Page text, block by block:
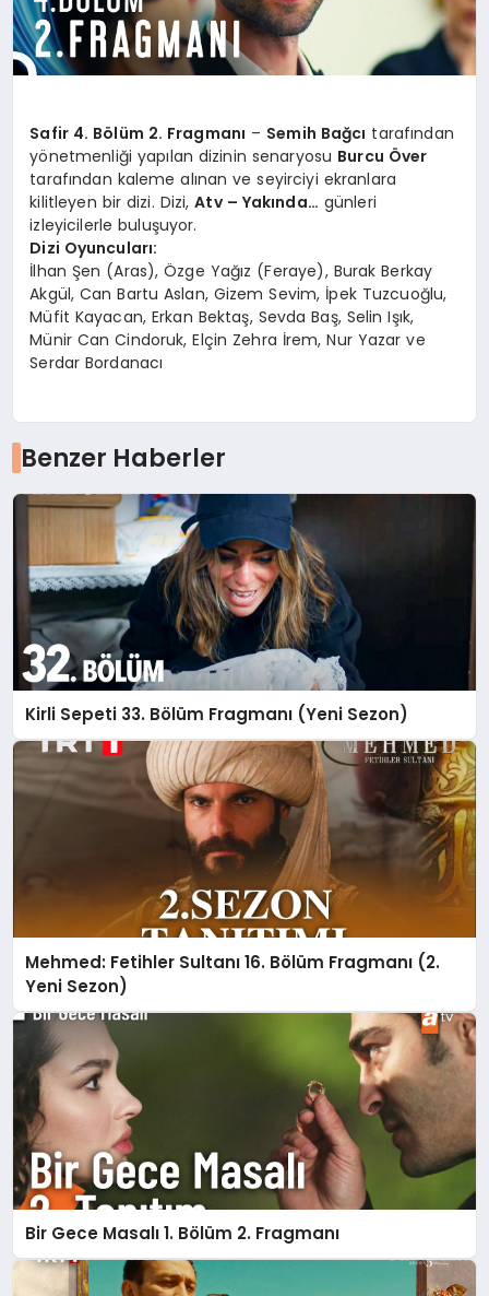
HESAPLAMALAR
Safir 4. Bölüm 2. Fragmanı – Semih Bağcı tarafından
yönetmenliği yapılan dizinin senaryosu Burcu Över
tarafından kaleme alınan ve seyirciyi ekranlara
kilitleyen bir dizi. Dizi,Atv – Yakında… günleri
izleyicilerle buluşuyor.
Dizi Oyuncuları:
İlhan Şen (Aras), Özge Yağız (Feraye), Burak Berkay
Akgül, Can Bartu Aslan, Gizem Sevim, İpek Tuzcuoğlu,
Müfit Kayacan, Erkan Bektaş, Sevda Baş, Selin Işık,
Münir Can Cindoruk, Elçin Zehra İrem, Nur Yazar ve
Serdar Bordanacı
Benzer Haberler
Kirli Sepeti 33. Bölüm Fragmanı (Yeni Sezon)
Mehmed: Fetihler Sultanı 16. Bölüm Fragmanı (2.
Yeni Sezon)
Bir Gece Masalı 1. Bölüm 2. Fragmanı